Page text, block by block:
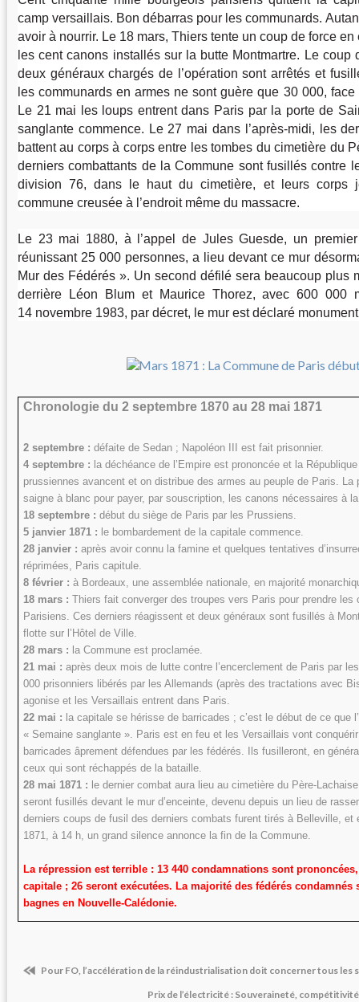
camp versaillais. Bon débarras pour les communards.
avoir à nourrir. Le 18 mars, Thiers tente un coup de force
les cent canons installés sur la butte Montmartre. Le coup
deux généraux chargés de l’opération sont arrêtés et
les communards en armes ne sont guère que 30 000,
Le 21 mai les loups entrent dans Paris par la porte de
sanglante commence. Le 27 mai dans l’après-midi, les
battent au corps à corps entre les tombes du cimetière du
derniers combattants de la Commune sont fusillés contre
division 76, dans le haut du cimetière, et leurs corps
commune creusée à l’endroit même du massacre.
Le 23 mai 1880, à l’appel de Jules Guesde, un
réunissant 25 000 personnes, a lieu devant ce mur
Mur des Fédérés ». Un second défilé sera beaucoup plus
derrière Léon Blum et Maurice Thorez, avec 600 000
14 novembre 1983, par décret, le mur est déclaré
Chronologie du 2 septembre 1870 au 28 mai 1871
2 septembre : défaite de Sedan ; Napoléon III est fait prisonnier.
4 septembre : la déchéance de l’Empire est prononcée et la
prussiennes avancent et on distribue des armes au peuple de Paris. La
saigne à blanc pour payer, par souscription, les canons nécessaires à
18 septembre : début du siège de Paris par les Prussiens.
5 janvier 1871 : le bombardement de la capitale commence.
28 janvier : après avoir connu la famine et quelques tentatives
réprimées, Paris capitule.
8 février : à Bordeaux, une assemblée nationale, en majorité
18 mars : Thiers fait converger des troupes vers Paris pour prendre les
Parisiens. Ces derniers réagissent et deux généraux sont fusillés à
flotte sur l’Hôtel de Ville.
28 mars : la Commune est proclamée.
21 mai : après deux mois de lutte contre l’encerclement de Paris par
000 prisonniers libérés par les Allemands (après des tractations avec
agonise et les Versaillais entrent dans Paris.
22 mai : la capitale se hérisse de barricades ; c’est le début de ce que
« Semaine sanglante ». Paris est en feu et les Versaillais vont
barricades âprement défendues par les fédérés. Ils fusilleront, en
ceux qui sont réchappés de la bataille.
28 mai 1871 : le dernier combat aura lieu au cimetière du Père-
seront fusillés devant le mur d’enceinte, devenu depuis un lieu de
derniers coups de fusil des derniers combats furent tirés à Belleville, et
1871, à 14 h, un grand silence annonce la fin de la Commune.
La répression est terrible : 13 440 condamnations sont
capitale ; 26 seront exécutées. La majorité des fédérés condamnés
bagnes en Nouvelle-Calédonie.
Pour FO, l’accélération de la réindustrialisation doit concerner tous les
Prix de l’électricité : Souveraineté,